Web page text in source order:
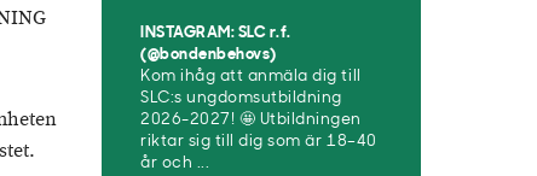
INSTAGRAM: SLC r.f.
(@bondenbehovs)
Kom ihåg att anmäla dig till
SLC:s ungdomsutbildning
2026-2027! 🤩 Utbildningen
riktar sig till dig som är 18–40
år och ...